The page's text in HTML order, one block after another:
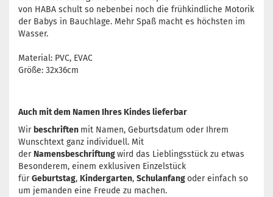
von HABA schult so nebenbei noch die frühkindliche Motorik
der Babys in Bauchlage. Mehr Spaß macht es höchsten im
Wasser.
Material: PVC, EVAC
Größe: 32x36cm
Auch mit dem Namen Ihres Kindes lieferbar
Wir beschriften mit Namen, Geburtsdatum oder Ihrem
Wunschtext ganz individuell. Mit
der Namensbeschriftungwird das Lieblingsstück zu etwas
Besonderem, einem exklusiven Einzelstück
fürGeburtstag, Kindergarten, Schulanfangoder einfach so
um jemanden eine Freude zu machen.